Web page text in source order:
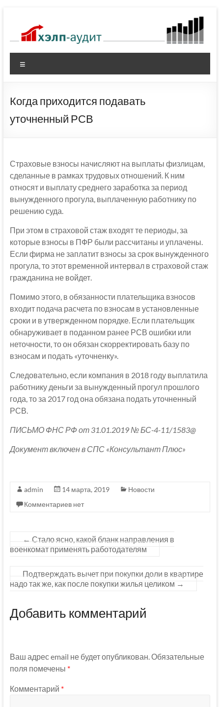
содержимому
Когда приходится подавать
уточненный РСВ
Страховые взносы начисляют на выплаты физлицам,
сделанные в рамках трудовых отношений. К ним
относят и выплату среднего заработка за период
вынужденного прогула, выплаченную работнику по
решению суда.
При этом в страховой стаж входят те периоды, за
которые взносы в ПФР были рассчитаны и уплачены.
Если фирма не заплатит взносы за срок вынужденного
прогула, то этот временной интервал в страховой стаж
гражданина не войдет.
Помимо этого, в обязанности плательщика взносов
входит подача расчета по взносам в установленные
сроки и в утвержденном порядке. Если плательщик
обнаруживает в поданном ранее РСВ ошибки или
неточности, то он обязан скорректировать базу по
взносам и подать «уточненку».
Следовательно, если компания в 2018 году выплатила
работнику деньги за вынужденный прогул прошлого
года, то за 2017 год она обязана подать уточненный
РСВ.
ПИСЬМО ФНС РФ от 31.01.2019 № БС-4-11/1583@
Документ включен в СПС «Консультант Плюс»
admin 14 марта, 2019
Новости
Комментариев нет
← Стало ясно, какой бланк направления в
военкомат применять работодателям
Подтверждать вычет при покупки доли в квартире
надо так же, как после покупки жилья целиком →
Добавить комментарий
Ваш адрес email не будет опубликован. Обязательные
поля помечены *
Комментарий *